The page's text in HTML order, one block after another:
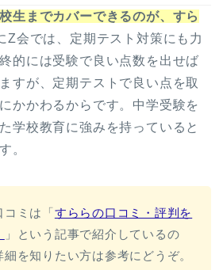
生までカバーできるのが、すら
Z会では、定期テスト対策にも力
的には受験で良い点数を出せば
すが、定期テストで良い点を取
かかわるからです。中学受験を
学校教育に強みを持っていると
。
コミは「すららの口コミ・評判を
」という記事で紹介しているの
細を知りたい方は参考にどうぞ。